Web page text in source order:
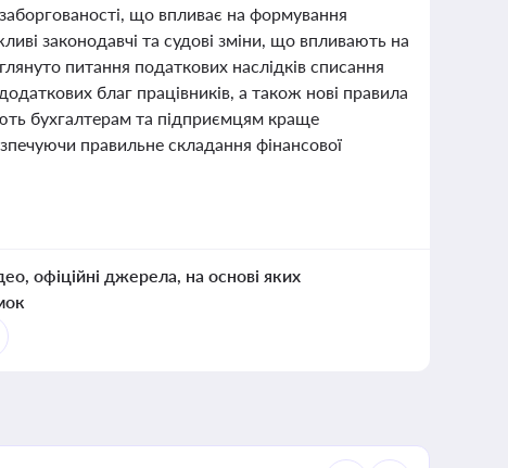
що впливає на формування
законодавчі та судові зміни, що впливають на
питання податкових наслідків списання
благ працівників, а також нові правила
бухгалтерам та підприємцям краще
правильне складання фінансової
офіційні джерела, на основі яких